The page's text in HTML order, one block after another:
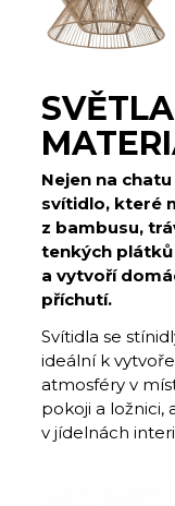
Nejen na
svítidlo, které
z bambusu,
tenkých
a vytvoří
příchutí.
Svítidla se
ideální k
atmosféry v
pokoji a ložnici,
v jídelnách